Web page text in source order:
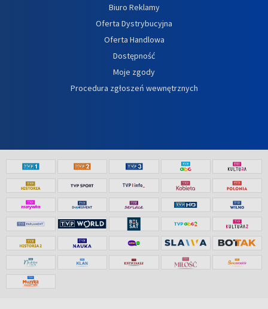
Biuro Reklamy
Oferta Dystrybucyjna
Oferta Handlowa
Dostępność
Moje zgody
Procedura zgłoszeń wewnętrznych